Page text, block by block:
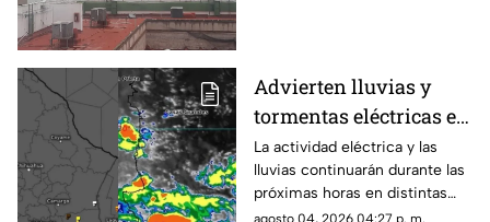
Advierten lluvias y
tormentas eléctricas en
Chihuahua; emiten
aviso para 16
municipios
La actividad eléctrica y las
lluvias continuarán durante las
próximas horas en distintas
regiones de Chihuahua, de
agosto 04, 2026 04:27 p. m.